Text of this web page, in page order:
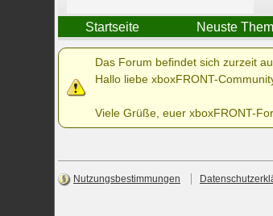
Startseite Neuste
Das Forum befindet sich zurzeit
Hallo liebe xboxFRONT-
Viele Grüße, euer xboxFRONT-
Nutzungsbestimmungen